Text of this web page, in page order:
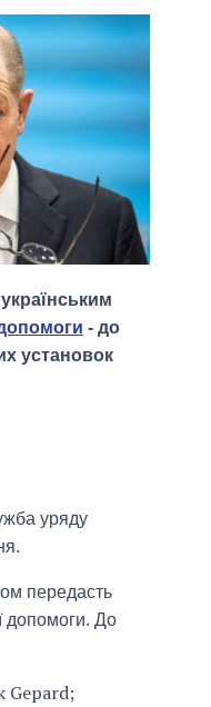
- до
установок
уряду
передасть
допомоги. До
Gepard;